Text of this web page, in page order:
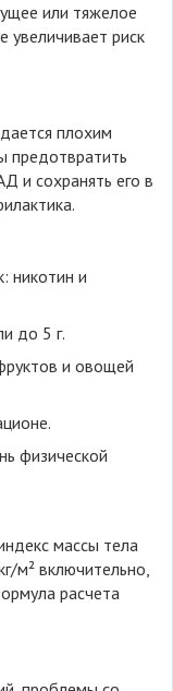
или тяжелое
увеличивает риск
плохим
предотвратить
и сохранять его в
никотин и
до 5 г.
и овощей
физической
массы тела
м² включительно,
расчета